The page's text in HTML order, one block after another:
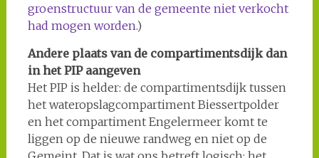
groenstructuur van de gemeente niet verkocht
had mogen worden.)
Andere plaats van de compartimentsdijk dan
in het PIP aangeven
Het PIP is helder: de compartimentsdijk tussen
het wateropslagcompartiment Biessertpolder
en het compartiment Engelermeer komt te
liggen op de nieuwe randweg en niet op de